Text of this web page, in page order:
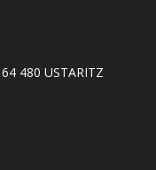
480 USTARITZ